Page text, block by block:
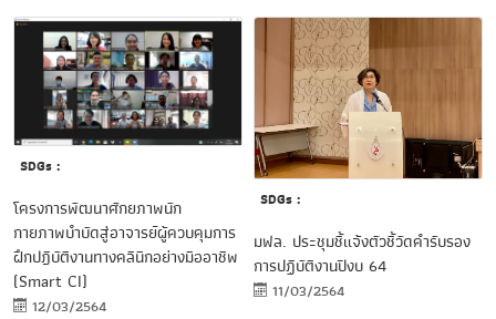
SDGs :
โครงการพัฒนาศักยภาพนัก
กายภาพบำบัดสู่อาจารย์ผู้ควบคุมการ
ฝึกปฎิบัติงานทางคลินิกอย่างมืออาชีพ
(Smart CI)
12/03/2564
SDGs :
มฟล. ประชุมชี้แจ้งตัวชี้วัดคำรับรอง
การปฏิบัติงานปีงบ 64
11/03/2564